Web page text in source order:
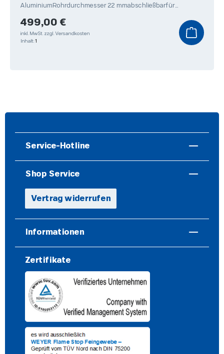
AluminiumRohrdurchmesser 22 mmabschließbarfür
Regulärer Preis:
499,00 €
inkl. MwSt. zzgl. Versandkosten
Inhalt: 1
Service-Hotline
Shop Service
Vertrag widerrufen
Informationen
Zertifikate